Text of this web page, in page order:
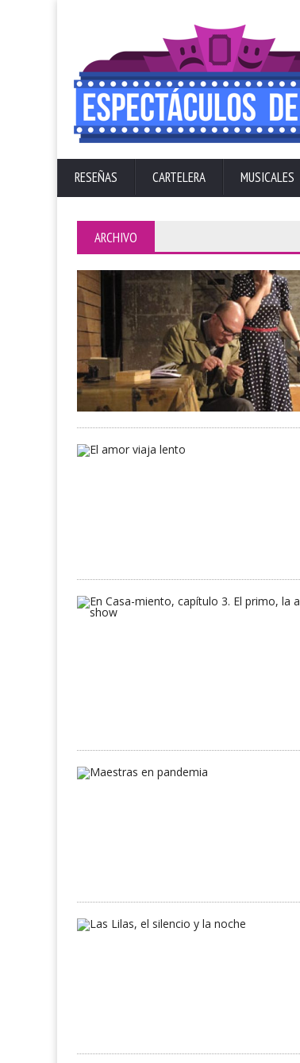
RESEÑAS CARTELERA MUSICALES
ARCHIVO